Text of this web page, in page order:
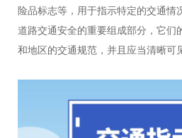
险品标志等，用于指示特定的交通情
道路交通安全的重要组成部分，它们
和地区的交通规范，并且应当清晰可